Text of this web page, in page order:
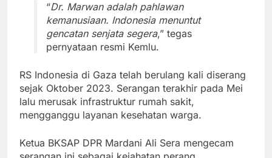
“Dr. Marwan adalah pahlawan
kemanusiaan. Indonesia menuntut
gencatan senjata segera,” tegas
pernyataan resmi Kemlu.
RS Indonesia di Gaza telah berulang kali diserang
sejak Oktober 2023. Serangan terakhir pada Mei
lalu merusak infrastruktur rumah sakit,
mengganggu layanan kesehatan warga.
Ketua BKSAP DPR Mardani Ali Sera mengecam